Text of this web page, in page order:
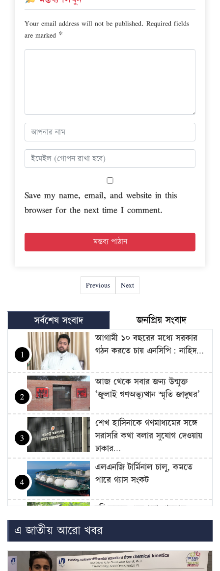
Your email address will not be published. Required fields
are marked *
Save my name, email, and website in this
browser for the next time I comment.
Previous Next
সর্বশেষ সংবাদ জনপ্রিয় সংবাদ
1
আগামী ১০ বছরের মধ্যে সরকার
গঠন করতে চায় এনসিপি: নাহিদ…
2
আজ থেকে সবার জন্য উন্মুক্ত
‘জুলাই গণঅভ্যুত্থান স্মৃতি জাদুঘর’
3
শেখ হাসিনাকে গণমাধ্যমের সঙ্গে
সরাসরি কথা বলার সুযোগ দেওয়ায়
ঢাকার…
4
এলএনজি টার্মিনাল চালু, কমতে
পারে গ্যাস সংকট
5
চুরি করতে এসে ধরা, গৃহবধূর
কামড়ে চোরের আঙুল বিচ্ছিন্ন
জুলাই শহিদ পরিবার ও আহতদের
জন্য ফ্ল্যাট নির্মাণকাজের উদ্বোধন
এ জাতীয় আরো খবর